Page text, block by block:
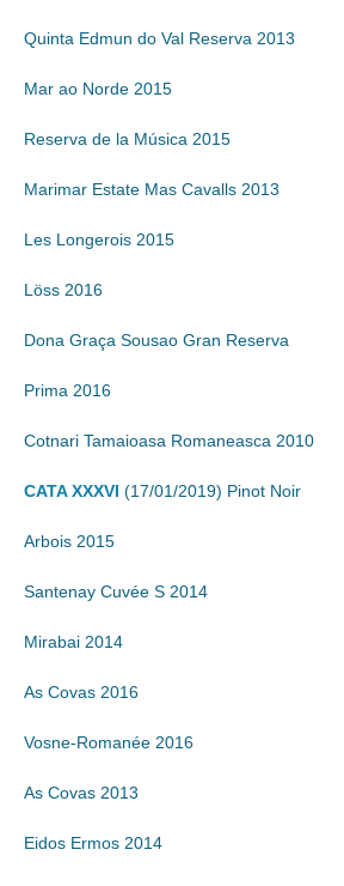
Quinta Edmun do Val Reserva 2013
Mar ao Norde 2015
Reserva de la Música 2015
Marimar Estate Mas Cavalls 2013
Les Longerois 2015
Löss 2016
Dona Graça Sousao Gran Reserva
Prima 2016
Cotnari Tamaioasa Romaneasca 2010
CATA XXXVI (17/01/2019) Pinot Noir
Arbois 2015
Santenay Cuvée S 2014
Mirabai 2014
As Covas 2016
Vosne-Romanée 2016
As Covas 2013
Eidos Ermos 2014